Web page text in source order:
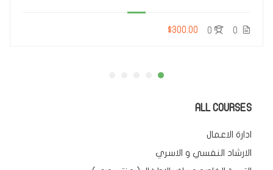
0
0
$300.00
ALL COURSES
ادارة الاعمال
الارشاد النفسي و الاسري